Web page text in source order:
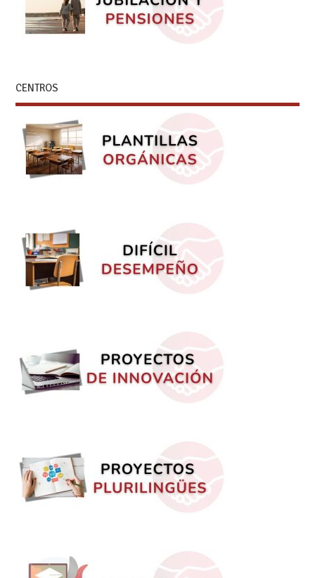
CENTROS